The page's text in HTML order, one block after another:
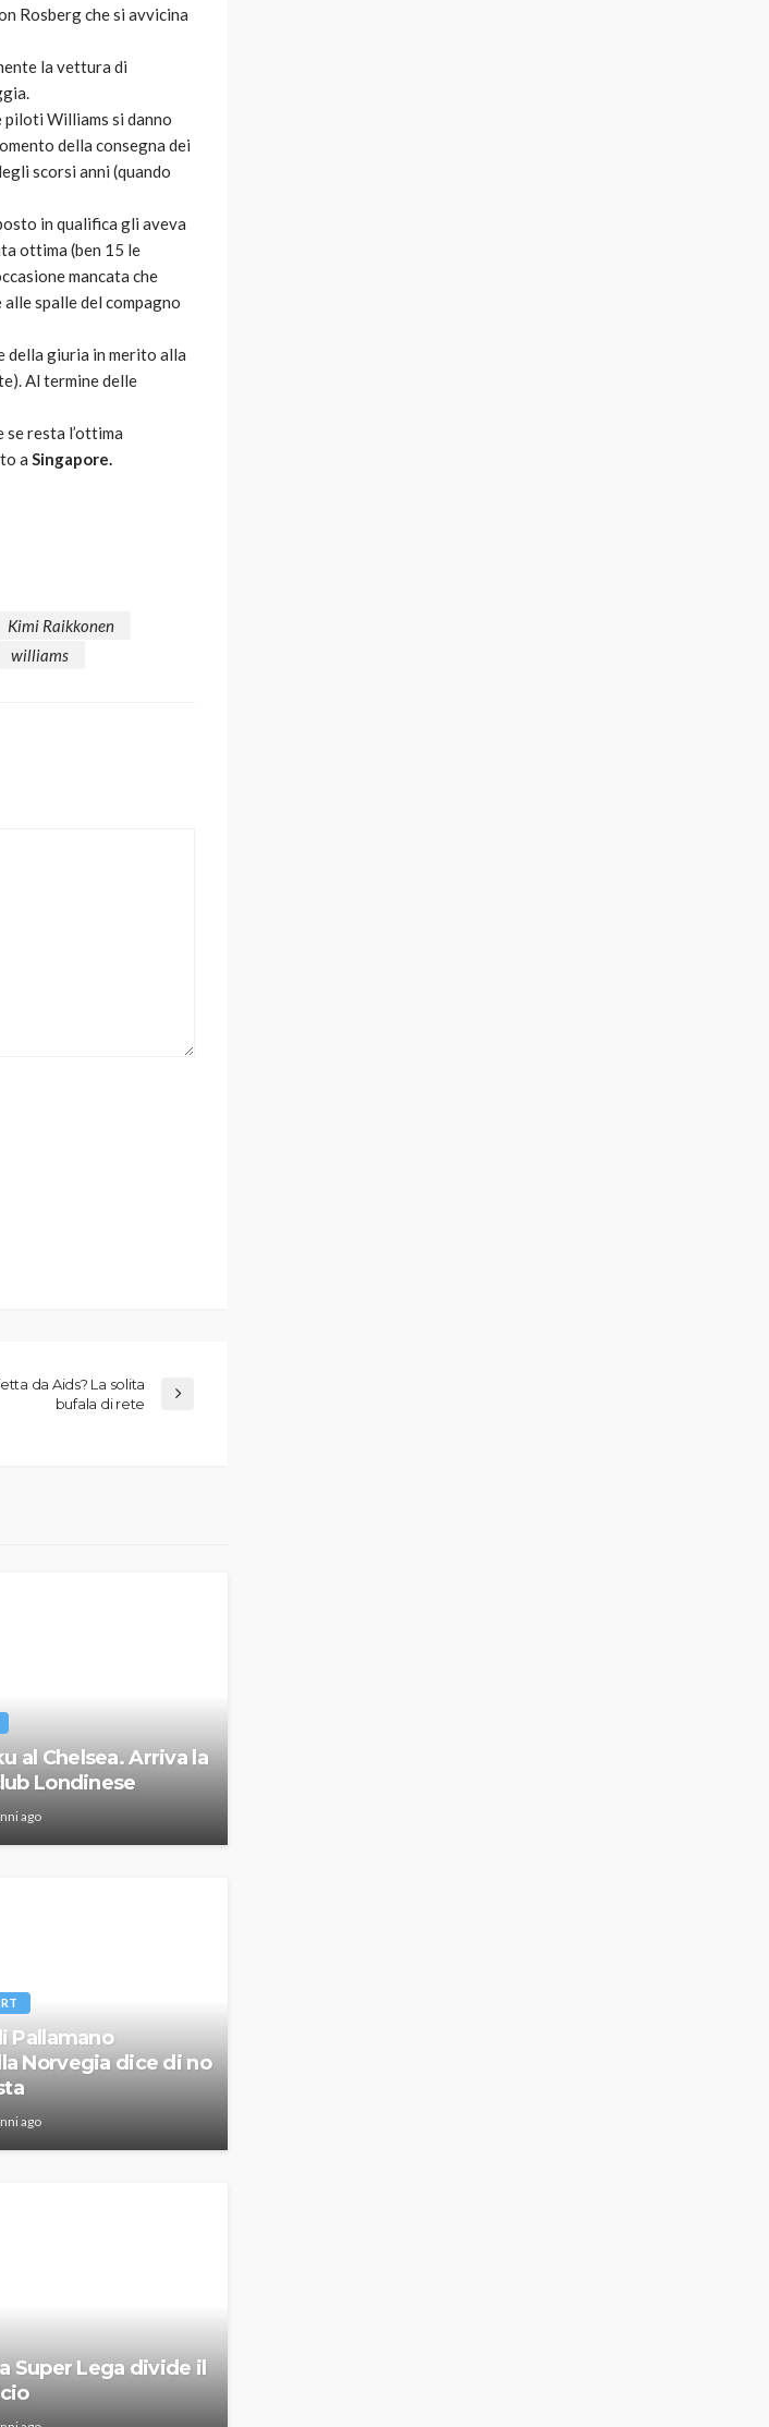
Rosberg che si avvicina
la vettura di
piloti Williams si danno
della consegna dei
scorsi anni (quando
in qualifica gli aveva
ottima (ben 15 le
mancata che
spalle del compagno
della giuria in merito alla
Al termine delle
resta l’ottima
a Singapore.
Kimi Raikkonen
williams
da Aids? La solita
bufala di rete
al Chelsea. Arriva la
Londinese
ago
Pallamano
Norvegia dice di no
ago
Super Lega divide il